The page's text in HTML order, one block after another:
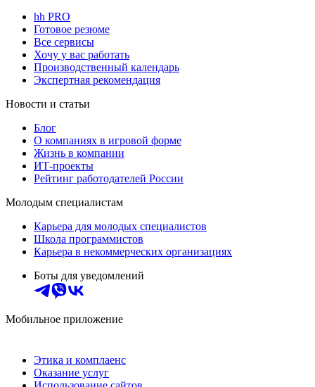
hh PRO
Готовое резюме
Все сервисы
Хочу у вас работать
Производственный календарь
Экспертная рекомендация
Новости и статьи
Блог
О компаниях в игровой форме
Жизнь в компании
ИТ-проекты
Рейтинг работодателей России
Молодым специалистам
Карьера для молодых специалистов
Школа программистов
Карьера в некоммерческих организациях
Боты для уведомлений
Мобильное приложение
Этика и комплаенс
Оказание услуг